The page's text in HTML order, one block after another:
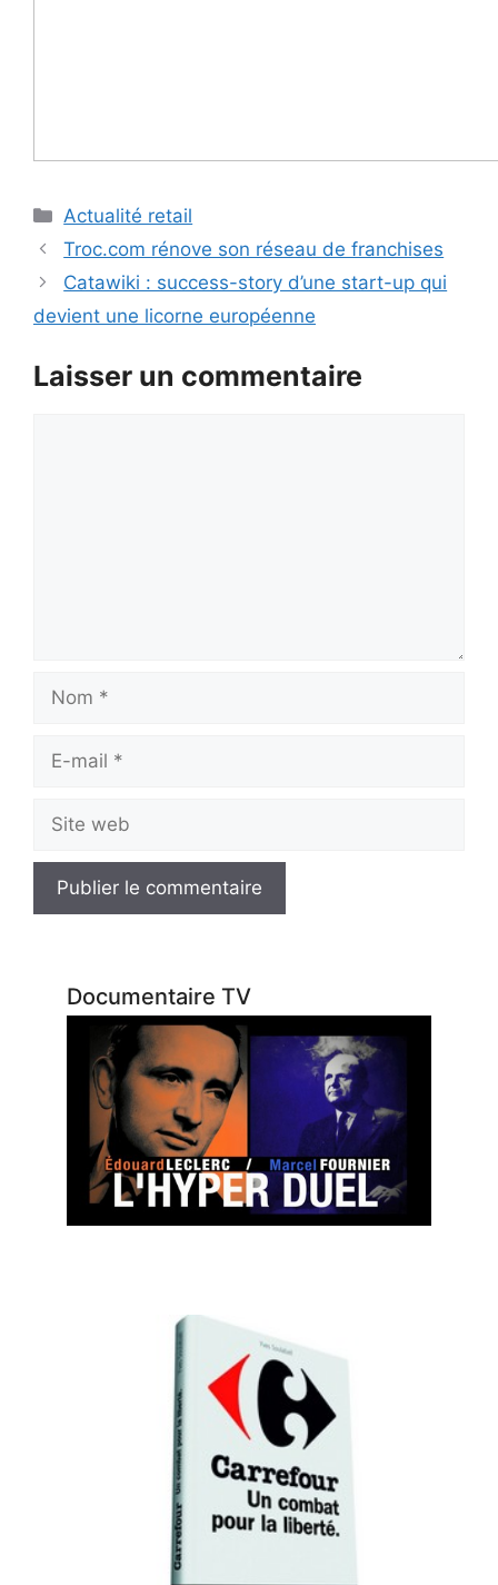
Catégories
Actualité retail
Troc.com rénove son réseau de franchises
Catawiki : success-story d’une start-up qui
devient une licorne européenne
Laisser un commentaire
mail
web
Documentaire TV